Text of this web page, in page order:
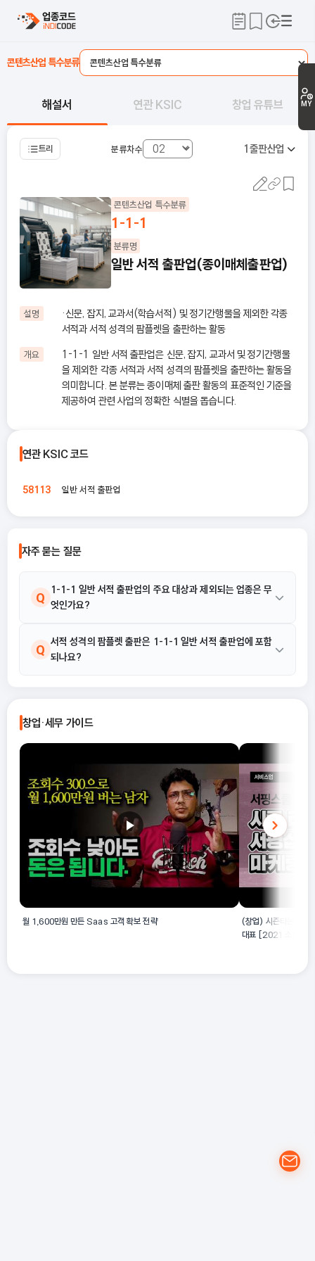
MY
콘텐츠산업 특수분류
해설서 연관 KSIC 창업 유튜브
트리 분류차수 1출판산업
콘텐츠산업 특수분류
1-1-1
분류명
일반 서적 출판업(종이매체출판업)
설명
·신문, 잡지, 교과서(학습서적) 및 정기간행물을 제외한 각종
서적과 서적 성격의 팜플렛을 출판하는 활동
개요
1-1-1 일반 서적 출판업은 신문, 잡지, 교과서 및 정기간행물
을 제외한 각종 서적과 서적 성격의 팜플렛을 출판하는 활동을
의미합니다. 본 분류는 종이매체 출판 활동의 표준적인 기준을
제공하여 관련 사업의 정확한 식별을 돕습니다.
연관 KSIC 코드
58113 일반 서적 출판업
자주 묻는 질문
Q
1-1-1 일반 서적 출판업의 주요 대상과 제외되는 업종은 무
엇인가요?
A 주요 대상은 각종 서적과 서적 성격의 팜플렛 출판 활동이며, 신문,
잡지, 교과서(학습서적) 및 정기간행물은 제외됩니다.
Q
서적 성격의 팜플렛 출판은 1-1-1 일반 서적 출판업에 포함
되나요?
창업·세무 가이드
월 1,600만원 만든 Saas 고객 확보 전략
(창업) 시즌타는 서핑
대표 [2021 소상공인